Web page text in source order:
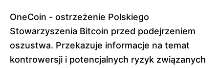
OneCoin - ostrzeżenie Polskiego
Stowarzyszenia Bitcoin przed podejrzeniem
oszustwa. Przekazuje informacje na temat
kontrowersji i potencjalnych ryzyk związanych